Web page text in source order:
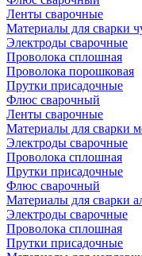
Ленты сварочные
Материалы для сварки
Электроды сварочные
Проволока сплошная
Проволока порошковая
Прутки присадочные
Флюс сварочный
Ленты сварочные
Материалы для сварки
Электроды сварочные
Проволока сплошная
Прутки присадочные
Флюс сварочный
Материалы для сварки
Электроды сварочные
Проволока сплошная
Прутки присадочные